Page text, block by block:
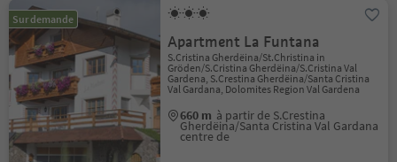
Sur demande
Apartment La Funtana
S.Cristina Gherdëina/St.Christina in
Gröden/S.Cristina Gherdëina/S.Cristina Val
Gardena, S.Crestina Gherdëina/Santa Cristina
Val Gardana, Dolomites Region Val Gardena
660 m à partir de S.Crestina
Gherdëina/Santa Cristina Val Gardana
centre de